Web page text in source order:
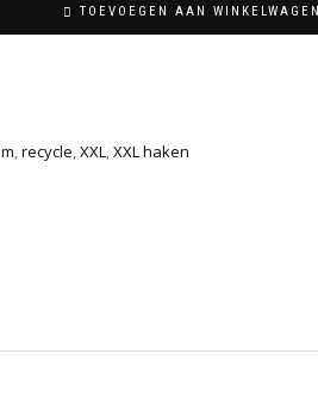
TOEVOEGEN AAN WINKELWAGEN
,recycle,XXL,XXL haken